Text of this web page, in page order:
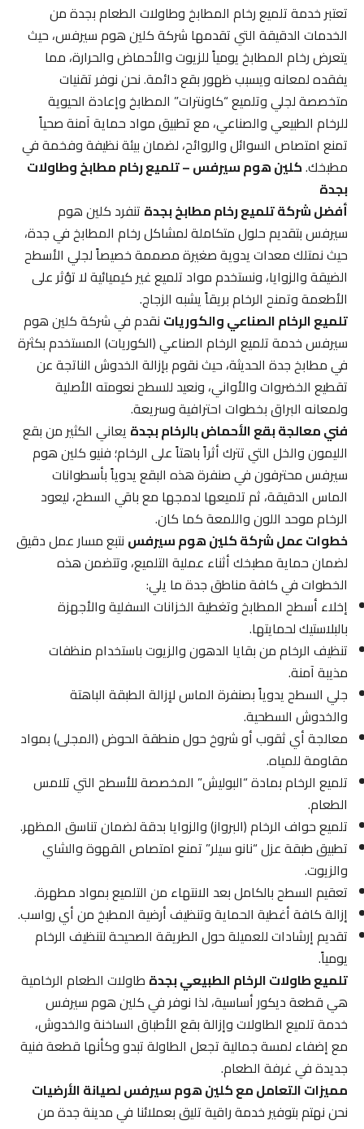
تعتبر خدمة تلميع رخام المطابخ وطاولات الطعام بجدة من
الخدمات الدقيقة التي تقدمها شركة كلين هوم سيرفس، حيث
يتعرض رخام المطابخ يومياً للزيوت والأحماض والحرارة، مما
يفقده لمعانه ويسبب ظهور بقع دائمة. نحن نوفر تقنيات
متخصصة لجلي وتلميع “كاونترات” المطابخ وإعادة الحيوية
للرخام الطبيعي والصناعي، مع تطبيق مواد حماية آمنة صحياً
تمنع امتصاص السوائل والروائح، لضمان بيئة نظيفة وفخمة في
مطبخك.كلين هوم سيرفس – تلميع رخام مطابخ وطاولات
بجدة
أفضل شركة تلميع رخام مطابخ بجدةتنفرد كلين هوم
سيرفس بتقديم حلول متكاملة لمشاكل رخام المطابخ في جدة،
حيث نمتلك معدات يدوية صغيرة مصممة خصيصاً لجلي الأسطح
الضيقة والزوايا، ونستخدم مواد تلميع غير كيميائية لا تؤثر على
الأطعمة وتمنح الرخام بريقاً يشبه الزجاج.
تلميع الرخام الصناعي والكورياتنقدم في شركة كلين هوم
سيرفس خدمة تلميع الرخام الصناعي (الكوريات) المستخدم بكثرة
في مطابخ جدة الحديثة، حيث نقوم بإزالة الخدوش الناتجة عن
تقطيع الخضروات والأواني، ونعيد للسطح نعومته الأصلية
ولمعانه البراق بخطوات احترافية وسريعة.
فني معالجة بقع الأحماض بالرخام بجدةيعاني الكثير من بقع
الليمون والخل التي تترك أثراً باهتاً على الرخام؛ فنيو كلين هوم
سيرفس محترفون في صنفرة هذه البقع يدوياً بأسطوانات
الماس الدقيقة، ثم تلميعها لدمجها مع باقي السطح، ليعود
الرخام موحد اللون واللمعة كما كان.
خطوات عمل شركة كلين هوم سيرفسنتبع مسار عمل دقيق
لضمان حماية مطبخك أثناء عملية التلميع، وتتضمن هذه
الخطوات في كافة مناطق جدة ما يلي:
إخلاء أسطح المطابخ وتغطية الخزانات السفلية والأجهزة
بالبلاستيك لحمايتها.
تنظيف الرخام من بقايا الدهون والزيوت باستخدام منظفات
مذيبة آمنة.
جلي السطح يدوياً بصنفرة الماس لإزالة الطبقة الباهتة
والخدوش السطحية.
معالجة أي ثقوب أو شروخ حول منطقة الحوض (المجلى) بمواد
مقاومة للمياه.
تلميع الرخام بمادة “البوليش” المخصصة للأسطح التي تلامس
الطعام.
تلميع حواف الرخام (البرواز) والزوايا بدقة لضمان تناسق المظهر.
تطبيق طبقة عزل “نانو سيلر” تمنع امتصاص القهوة والشاي
والزيوت.
تعقيم السطح بالكامل بعد الانتهاء من التلميع بمواد مطهرة.
إزالة كافة أغطية الحماية وتنظيف أرضية المطبخ من أي رواسب.
تقديم إرشادات للعميلة حول الطريقة الصحيحة لتنظيف الرخام
يومياً.
تلميع طاولات الرخام الطبيعي بجدةطاولات الطعام الرخامية
هي قطعة ديكور أساسية، لذا نوفر في كلين هوم سيرفس
خدمة تلميع الطاولات وإزالة بقع الأطباق الساخنة والخدوش،
مع إضفاء لمسة جمالية تجعل الطاولة تبدو وكأنها قطعة فنية
جديدة في غرفة الطعام.
مميزات التعامل مع كلين هوم سيرفس لصيانة الأرضيات
نحن نهتم بتوفير خدمة راقية تليق بعملائنا في مدينة جدة من